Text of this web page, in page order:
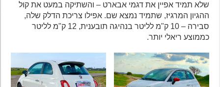
שלא תמיד אפיין את דגמי אבארט – והשתיקה במעט את קול
ההגיון המרגיז, שתמיד נמצא שם. אפילו צריכת הדלק שלה,
סבירה – 10 ק"מ לליטר בנהיגה תובענית, 12 ק"מ לליטר
כממוצע ריאלי יותר.